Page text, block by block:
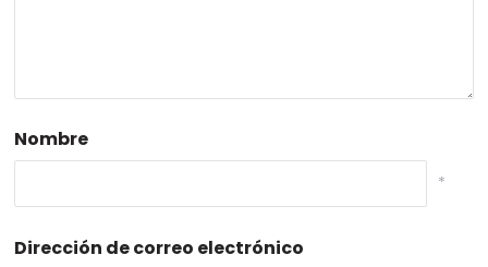
Nombre
*
Dirección de correo electrónico